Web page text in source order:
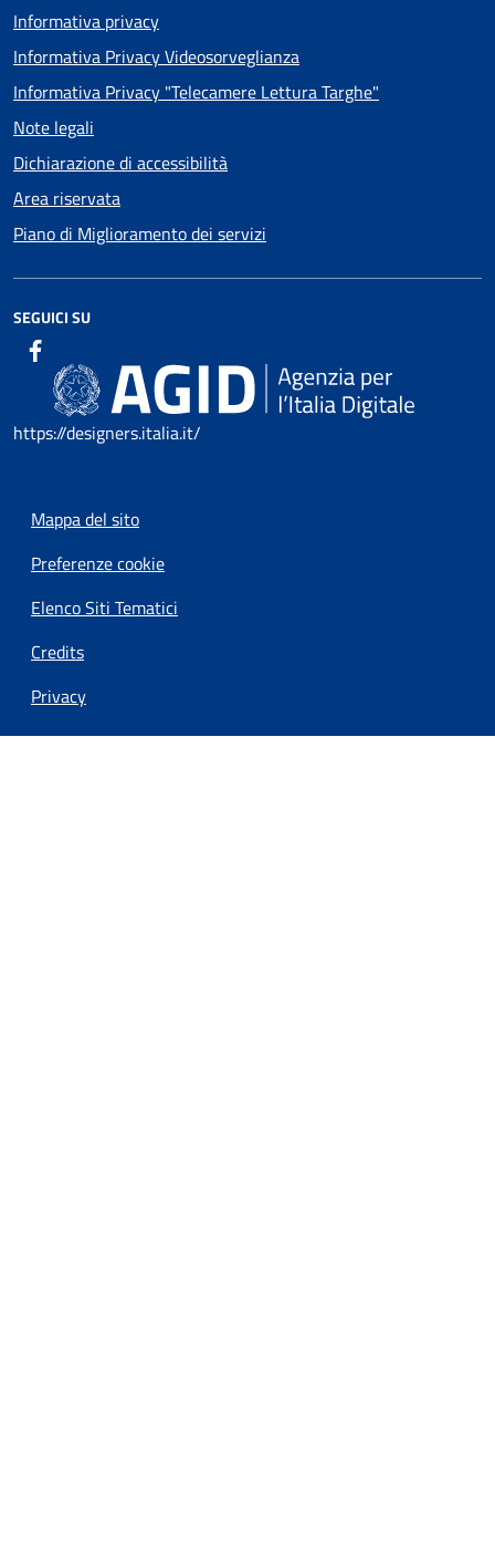
Informativa privacy
Informativa Privacy Videosorveglianza
Informativa Privacy "Telecamere Lettura Targhe"
Note legali
Dichiarazione di accessibilità
Area riservata
Piano di Miglioramento dei servizi
SEGUICI SU
https://designers.italia.it/
Mappa del sito
Preferenze cookie
Elenco Siti Tematici
Credits
Privacy